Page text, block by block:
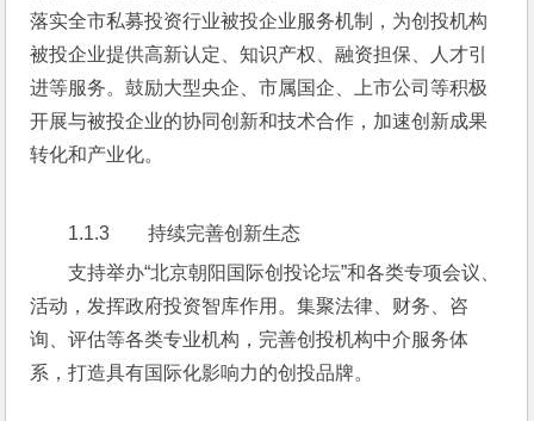
落实全市私募投资行业被投企业服务机制，为创投机构
被投企业提供高新认定、知识产权、融资担保、人才引
进等服务。鼓励大型央企、市属国企、上市公司等积极
开展与被投企业的协同创新和技术合作，加速创新成果
转化和产业化。
1.1.3        持续完善创新生态
支持举办“北京朝阳国际创投论坛”和各类专项会议、
活动，发挥政府投资智库作用。集聚法律、财务、咨
询、评估等各类专业机构，完善创投机构中介服务体
系，打造具有国际化影响力的创投品牌。